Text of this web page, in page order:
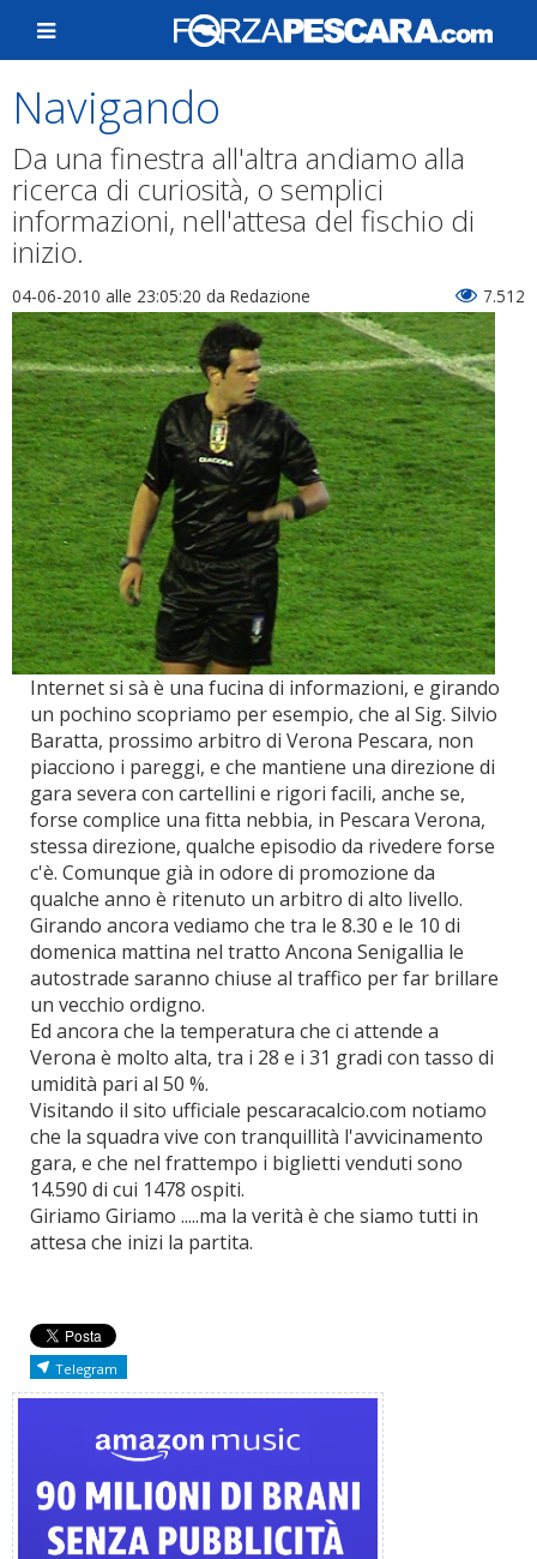
Navigando
Da una finestra all'altra andiamo alla
ricerca di curiosità, o semplici
informazioni, nell'attesa del fischio di
inizio.
04-06-2010 alle 23:05:20 da Redazione 7.512
Internet si sà è una fucina di informazioni, e girando
un pochino scopriamo per esempio, che al Sig. Silvio
Baratta, prossimo arbitro di Verona Pescara, non
piacciono i pareggi, e che mantiene una direzione di
gara severa con cartellini e rigori facili, anche se,
forse complice una fitta nebbia, in Pescara Verona,
stessa direzione, qualche episodio da rivedere forse
c'è. Comunque già in odore di promozione da
qualche anno è ritenuto un arbitro di alto livello.
Girando ancora vediamo che tra le 8.30 e le 10 di
domenica mattina nel tratto Ancona Senigallia le
autostrade saranno chiuse al traffico per far brillare
un vecchio ordigno.
Ed ancora che la temperatura che ci attende a
Verona è molto alta, tra i 28 e i 31 gradi con tasso di
umidità pari al 50 %.
Visitando il sito ufficiale pescaracalcio.com notiamo
che la squadra vive con tranquillità l'avvicinamento
gara, e che nel frattempo i biglietti venduti sono
14.590 di cui 1478 ospiti.
Giriamo Giriamo .....ma la verità è che siamo tutti in
attesa che inizi la partita.
Telegram